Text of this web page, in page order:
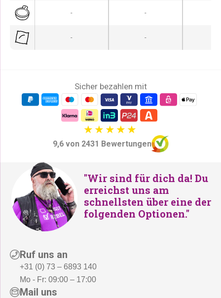
- -
- -
Sicher bezahlen mit
9,6 von 2431 Bewertungen
"Wir sind für dich da! Du
erreichst uns am
schnellsten über eine der
folgenden Optionen."
Ruf uns an
+31 (0) 73 – 6893 140
Mo - Fr: 09:00 – 17:00
Mail uns